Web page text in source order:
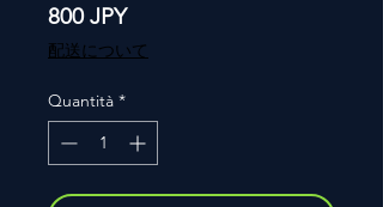
800 JPYPrezzo
配送について
Quantità *